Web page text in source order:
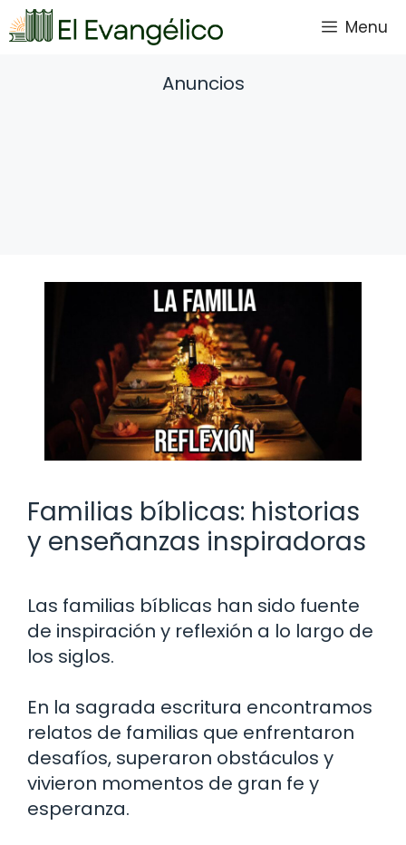
Saltar
al
Menu
Anuncios
Familias bíblicas: historias
y enseñanzas inspiradoras
Las familias bíblicas han sido fuente
de inspiración y reflexión a lo largo de
los siglos.
En la sagrada escritura encontramos
relatos de familias que enfrentaron
desafíos, superaron obstáculos y
vivieron momentos de gran fe y
esperanza.